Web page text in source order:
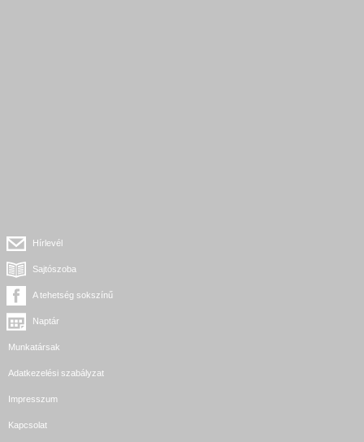
Hírlevél
Sajtószoba
A tehetség sokszínű
Naptár
Munkatársak
Adatkezelési szabályzat
Impresszum
Kapcsolat